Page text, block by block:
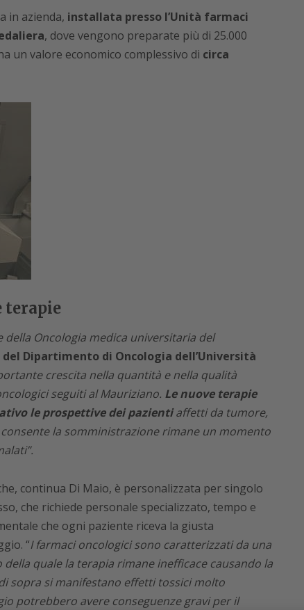
in azienda, installata presso l’Unità farmaci
, dove vengono preparate più di 25.000
un valore economico complessivo di circa
terapie
Oncologia medica universitaria del
del Dipartimento di Oncologia dell’Università
crescita nella quantità e nella qualità
seguiti al Mauriziano. Le nuove terapie
le prospettive dei pazientiaffetti da tumore,
la somministrazione rimane un momento
continua Di Maio, è personalizzata per singolo
che richiede personale specializzato, tempo e
che ogni paziente riceva la giusta
“I farmaci oncologici sono caratterizzati da una
quale la terapia rimane inefficace causando la
sopra si manifestano effetti tossici molto
potrebbero avere conseguenze gravi per il